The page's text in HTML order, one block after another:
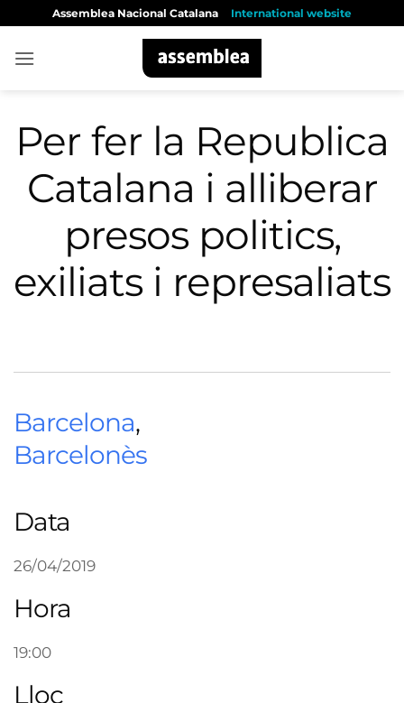
content
Assemblea Nacional Catalana International website
Per fer la Republica
Catalana i alliberar
presos politics,
exiliats i represaliats
Barcelona,
Barcelonès
Data
26/04/2019
Hora
19:00
Lloc